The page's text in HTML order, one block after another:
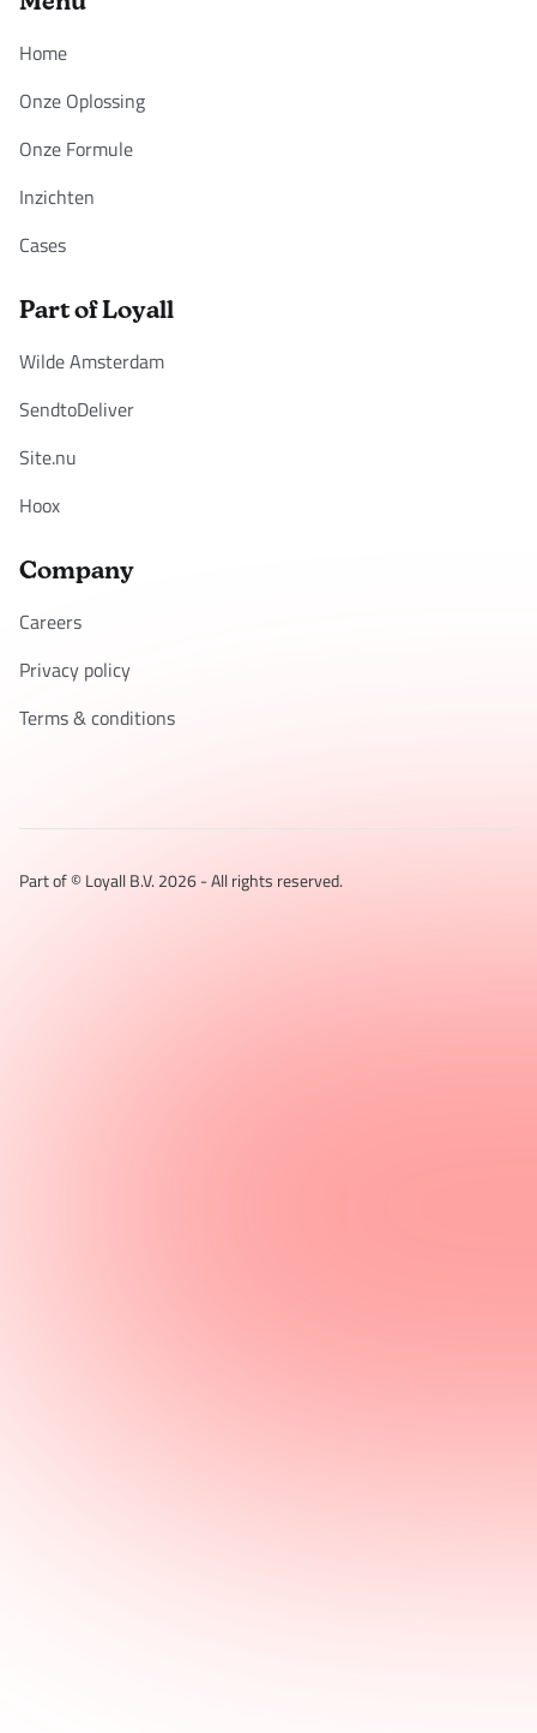
Home
Onze Oplossing
Onze Formule
Inzichten
Cases
Part of Loyall
Wilde Amsterdam
SendtoDeliver
Site.nu
Hoox
Company
Careers
Privacy policy
Terms & conditions
Part of © Loyall B.V. 2026 - All rights reserved.